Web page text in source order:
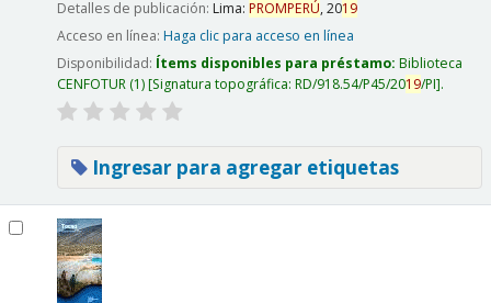
Detalles de publicación: Lima: PROMPERÚ,2019
Acceso en línea: Haga clic para acceso en línea
Disponibilidad: Ítems disponibles para préstamo: Biblioteca
CENFOTUR(1) Signatura topográfica: RD/918.54/P45/2019/PI .
Ingresar para agregar etiquetas